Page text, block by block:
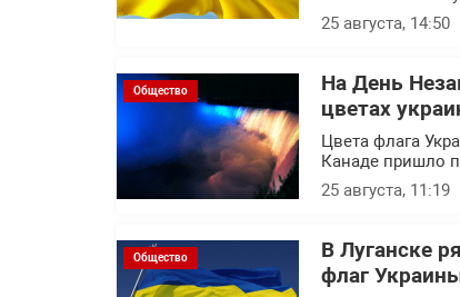
25 августа, 14:50
Общество
На День
цветах
Цвета флага
Канаде пришло
25 августа, 11:19
Общество
В Луганске
флаг